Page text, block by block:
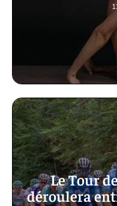
Le Tour
déroulera